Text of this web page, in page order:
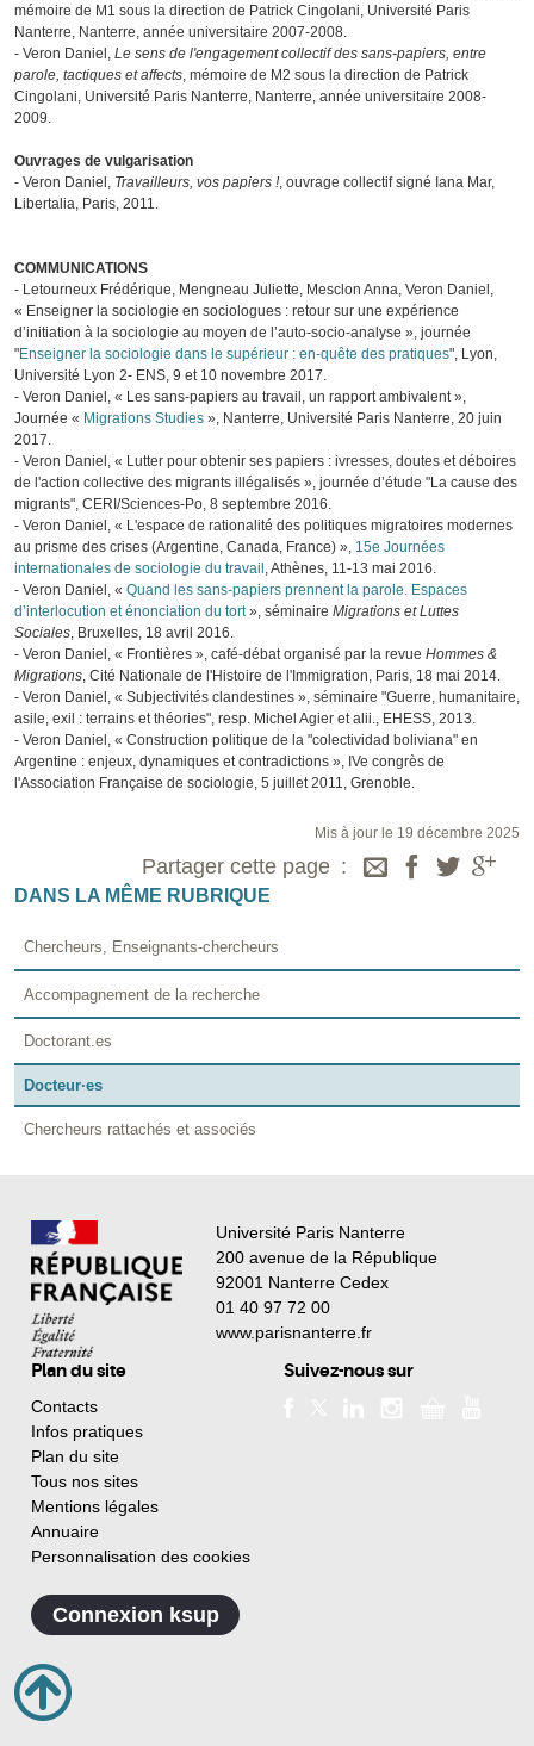
mémoire de M1 sous la direction de Patrick Cingolani, Université Paris
Nanterre, Nanterre, année universitaire 2007-2008.
- Veron Daniel, Le sens de l'engagement collectif des sans-papiers, entre
parole, tactiques et affects, mémoire de M2 sous la direction de Patrick
Cingolani, Université Paris Nanterre, Nanterre, année universitaire 2008-
2009.
Ouvrages de vulgarisation
- Veron Daniel, Travailleurs, vos papiers !, ouvrage collectif signé Iana Mar,
Libertalia, Paris, 2011.
COMMUNICATIONS
- Letourneux Frédérique, Mengneau Juliette, Mesclon Anna, Veron Daniel,
« Enseigner la sociologie en sociologues : retour sur une expérience
d’initiation à la sociologie au moyen de l’auto-socio-analyse », journée
"Enseigner la sociologie dans le supérieur : en-quête des pratiques", Lyon,
Université Lyon 2- ENS, 9 et 10 novembre 2017.
- Veron Daniel, « Les sans-papiers au travail, un rapport ambivalent »,
Journée « Migrations Studies », Nanterre, Université Paris Nanterre, 20 juin
2017.
- Veron Daniel, « Lutter pour obtenir ses papiers : ivresses, doutes et déboires
de l'action collective des migrants illégalisés », journée d’étude "La cause des
migrants", CERI/Sciences-Po, 8 septembre 2016.
- Veron Daniel, « L'espace de rationalité des politiques migratoires modernes
au prisme des crises (Argentine, Canada, France) », 15e Journées
internationales de sociologie du travail , Athènes, 11-13 mai 2016.
- Veron Daniel, « Quand les sans-papiers prennent la parole. Espaces
d’interlocution et énonciation du tort», séminaire Migrations et Luttes
Sociales, Bruxelles, 18 avril 2016.
- Veron Daniel, « Frontières », café-débat organisé par la revue Hommes &
Migrations, Cité Nationale de l'Histoire de l'Immigration, Paris, 18 mai 2014.
- Veron Daniel, « Subjectivités clandestines », séminaire "Guerre, humanitaire,
asile, exil : terrains et théories", resp. Michel Agier et alii., EHESS, 2013.
- Veron Daniel, « Construction politique de la "colectividad boliviana" en
Argentine : enjeux, dynamiques et contradictions », IVe congrès de
l'Association Française de sociologie, 5 juillet 2011, Grenoble.
Mis à jour le 19 décembre 2025
Partager cette page
DANS LA MÊME RUBRIQUE
Chercheurs, Enseignants-chercheurs
Accompagnement de la recherche
Doctorant.es
Docteur·es
Chercheurs rattachés et associés
Université Paris Nanterre
200 avenue de la République
92001 Nanterre Cedex
01 40 97 72 00
www.parisnanterre.fr
Plan du site
Contacts
Infos pratiques
Plan du site
Tous nos sites
Mentions légales
Annuaire
Personnalisation des cookies
Suivez-nous sur
Connexion ksup